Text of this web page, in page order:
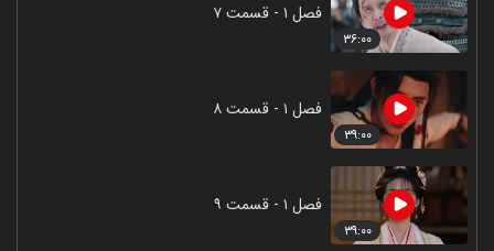
۳۶:۰۰
فصل ۱ - قسمت ۷
۳۹:۰۰
فصل ۱ - قسمت ۸
۳۹:۰۰
فصل ۱ - قسمت ۹